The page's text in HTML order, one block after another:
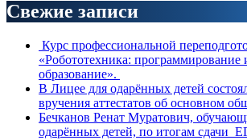
Свежие записи
Курс профессиональной
«Робототехника: программирование
образование».
В Лицее для одарённых детей
вручения аттестатов об основном
Бечканов Ренат Муратович,
одарённых детей, по итогам сдачи